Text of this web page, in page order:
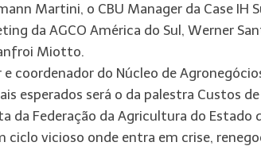
Martini, o CBU Manager da Case IH
da AGCO América do Sul, Werner
Miotto.
coordenador do Núcleo de
esperados será o da palestra Custos
Federação da Agricultura do Estado
vicioso onde entra em crise,